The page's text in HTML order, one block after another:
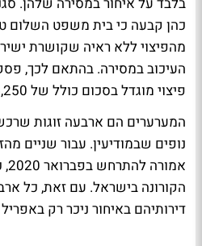
כהן קבעה כי בית משפט השלום
מהפיצוי ללא ראיה שקושרת
העיכוב במסירה. בהתאם לכך,
פיצוי מוגדל בסכום כולל של 226,250 שקל.
נופים שבמודיעין. עבור שניים
הקורונה בישראל. עם זאת, כל
דירותיהם באיחור ניכר רק באפריל 2021.